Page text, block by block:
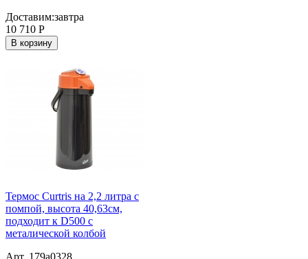
Доставим:завтра
10 710 Р
В корзину
Термос Curtris на 2,2 литра с
помпой, высота 40,63см,
подходит к D500 с
металической колбой
Арт. 179a0328